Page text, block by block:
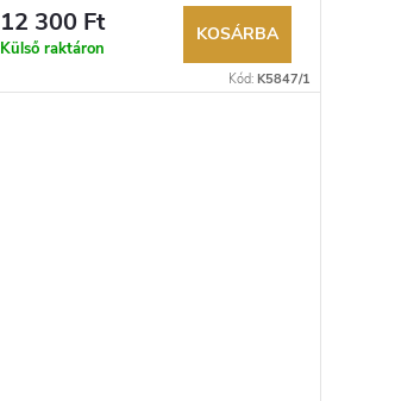
12 300 Ft
Külső raktáron
KOSÁRBA
Kód: K5847/1